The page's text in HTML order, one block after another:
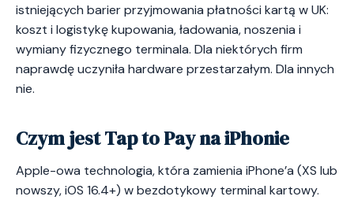
istniejących barier przyjmowania płatności kartą w UK:
koszt i logistykę kupowania, ładowania, noszenia i
wymiany fizycznego terminala. Dla niektórych firm
naprawdę uczyniła hardware przestarzałym. Dla innych
nie.
Czym jest Tap to Pay na iPhonie
Apple-owa technologia, która zamienia iPhone’a (XS lub
nowszy, iOS 16.4+) w bezdotykowy terminal kartowy.